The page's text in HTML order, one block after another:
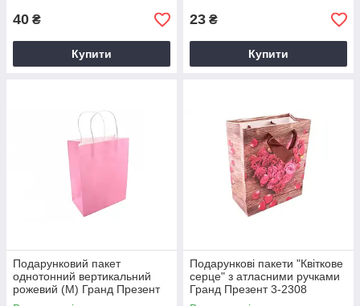
40 ₴
Купити
23 ₴
Купити
Подарунковий пакет
однотонний вертикальний
рожевий (M) Гранд Презент
3-2612
Подарункові пакети "Квіткове
серце" з атласними ручками
Гранд Презент 3-2308